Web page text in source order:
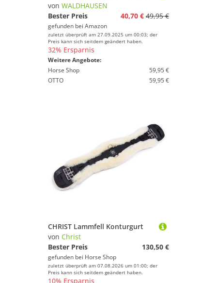
von WALDHAUSEN
Bester Preis
40,70 € 49,95 €
gefunden bei Amazon
zuletzt überprüft am 27.09.2025 um 00:03; der
Preis kann sich seitdem geändert haben.
32% Ersparnis
Weitere Angebote:
Horse Shop
59,95 €
OTTO
59,95 €
CHRIST Lammfell Konturgurt
von Christ
Bester Preis
130,50 €
gefunden bei Horse Shop
zuletzt überprüft am 07.08.2026 um 01:00; der
Preis kann sich seitdem geändert haben.
10% Ersparnis